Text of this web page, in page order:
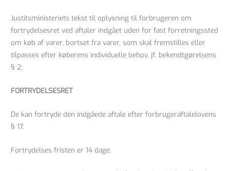
Justitsministeriets tekst til oplysning til forbrugeren om
fortrydelsesret ved aftaler indgået uden for fast forretningssted
om køb af varer, bortset fra varer, som skal fremstilles eller
tilpasses efter køberens individuelle behov, jf. bekendtgørelsens
§ 2:
FORTRYDELSESRET
De kan fortryde den indgåede aftale efter forbrugeraftalelovens
§ 17.
Fortrydelses fristen er 14 dage.